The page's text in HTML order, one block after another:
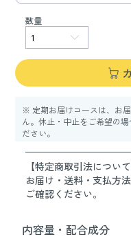
数量
※ 定期お届けコースは、お
ん。休止・中止をご希望の
ださい。
【特定商取引法について
お届け・送料・支払方
ご確認ください。
内容量・配合成分